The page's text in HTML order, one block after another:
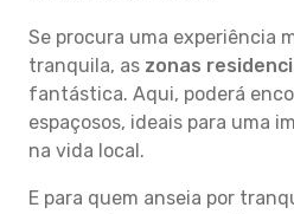
Se procura uma experiência
tranquila, as zonas
fantástica. Aqui, poderá
espaçosos, ideais para uma
na vida local.
E para quem anseia por